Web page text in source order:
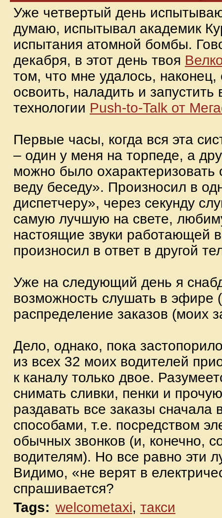
Уже четвертый день
думаю, испытывал академик
испытания атомной бомбы.
декабря, в этот день твоя
том, что мне удалось,
освоить, наладить и
технологии Push-to-Talk от
Первые часы, когда вся эта
– один у меня на торпеде, а
можно было
веду беседу». Произносил в
диспетчеру», через секунду
самую лучшую на свете,
настоящие звуки работающей
произносил в ответ в другой
Уже на следующий день я
возможность слушать в
распределение заказов (моих
Дело, однако, пока
из всех 32 моих водителей
к каналу только двое.
снимать сливки, пенки и
раздавать все заказы
способами, т.е. посредством
обычных звонков (и, конечно,
водителям). Но все равно эти
Видимо, «не верят в
спрашивается?
Tags: welcometaxi, такси